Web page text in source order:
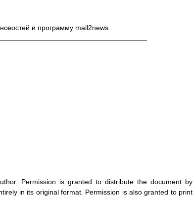
и программу mail2news.
Permission is granted to distribute the document by
in its original format. Permission is also granted to print